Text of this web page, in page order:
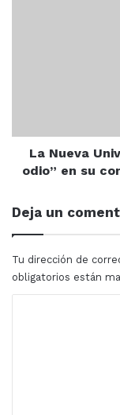
en
contra
de
la
La Nueva
odio” en su
Deja un
Tu dirección de
obligatorios están